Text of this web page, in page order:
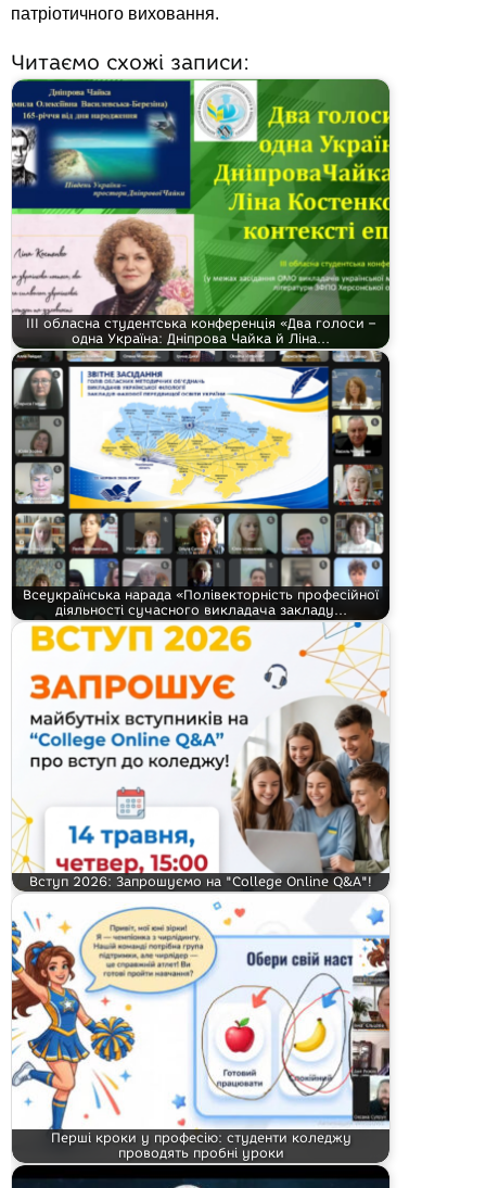
патріотичного виховання.
Читаємо схожі записи:
ІІІ обласна студентська конференція «Два голоси –
одна Україна: Дніпрова Чайка й Ліна…
Всеукраїнська нарада «Полівекторність професійної
діяльності сучасного викладача закладу…
Вступ 2026: Запрошуємо на "College Online Q&A"!
Перші кроки у професію: студенти коледжу
проводять пробні уроки